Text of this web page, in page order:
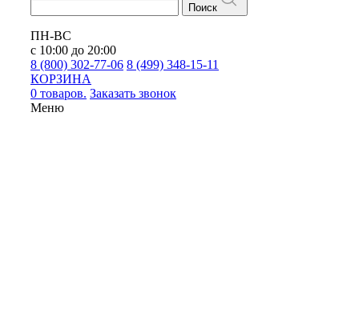
Поиск
ПН-ВС
с 10:00 до 20:00
8 (800) 302-77-06 8 (499) 348-15-11
КОРЗИНА
0 товаров. Заказать звонок
Меню